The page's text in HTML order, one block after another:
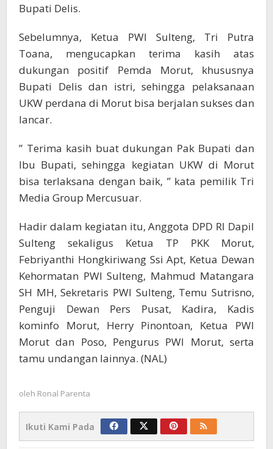
Bupati Delis.
Sebelumnya, Ketua PWI Sulteng, Tri Putra
Toana, mengucapkan terima kasih atas
dukungan positif Pemda Morut, khususnya
Bupati Delis dan istri, sehingga pelaksanaan
UKW perdana di Morut bisa berjalan sukses dan
lancar.
” Terima kasih buat dukungan Pak Bupati dan
Ibu Bupati, sehingga kegiatan UKW di Morut
bisa terlaksana dengan baik, ” kata pemilik Tri
Media Group Mercusuar.
Hadir dalam kegiatan itu, Anggota DPD RI Dapil
Sulteng sekaligus Ketua TP PKK Morut,
Febriyanthi Hongkiriwang Ssi Apt, Ketua Dewan
Kehormatan PWI Sulteng, Mahmud Matangara
SH MH, Sekretaris PWI Sulteng, Temu Sutrisno,
Penguji Dewan Pers Pusat, Kadira, Kadis
kominfo Morut, Herry Pinontoan, Ketua PWI
Morut dan Poso, Pengurus PWI Morut, serta
tamu undangan lainnya. (NAL)
oleh Ronal Parenta
Ikuti Kami Pada